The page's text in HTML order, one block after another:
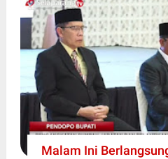
Malam Ini